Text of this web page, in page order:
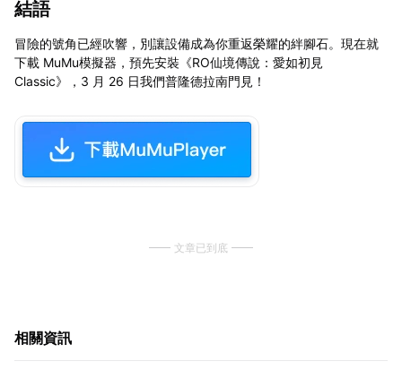
結語
冒險的號角已經吹響，別讓設備成為你重返榮耀的絆腳石。現在就
下載 MuMu模擬器，預先安裝《RO仙境傳說：愛如初見
Classic》，3 月 26 日我們普隆德拉南門見！
文章已到底
相關資訊